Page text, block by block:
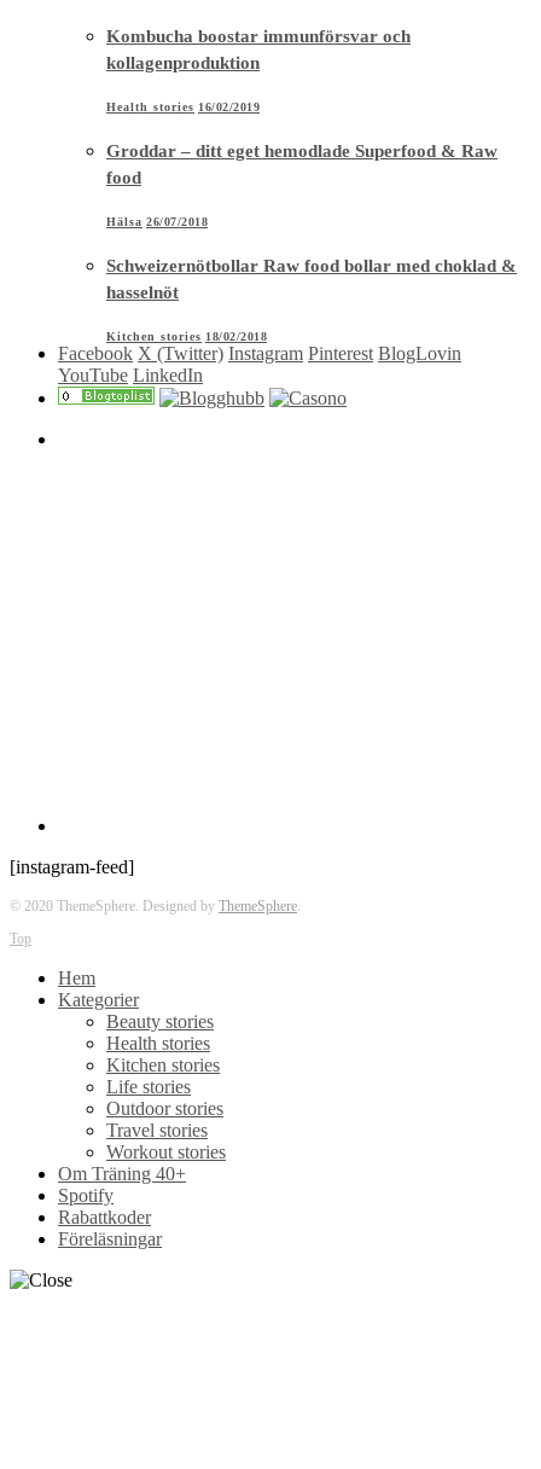
Kombucha boostar immunförsvar och
kollagenproduktion
Health stories 16/02/2019
Groddar – ditt eget hemodlade Superfood & Raw
food
Hälsa 26/07/2018
Schweizernötbollar Raw food bollar med choklad &
hasselnöt
Kitchen stories 18/02/2018
Facebook X (Twitter) Instagram Pinterest BlogLovin
YouTube LinkedIn
[instagram-feed]
© 2020 ThemeSphere. Designed by ThemeSphere
Top
Hem
Kategorier
Beauty stories
Health stories
Kitchen stories
Life stories
Outdoor stories
Travel stories
Workout stories
Om Träning 40+
Spotify
Rabattkoder
Föreläsningar